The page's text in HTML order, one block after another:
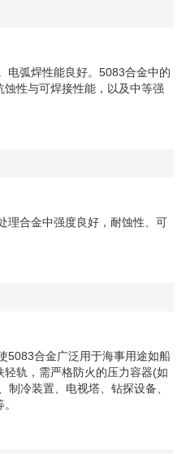
电弧焊性能良好。5083合金中的
性与可焊接性能，以及中等强
理合金中强度良好，耐蚀性、可
5083合金广泛用于海事用途如船
轨，需严格防火的压力容器(如
冷装置、电视塔、钻探设备、